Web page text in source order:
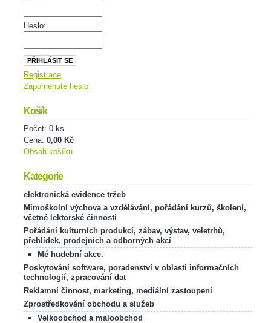
Heslo:
Registrace
Zapomenuté heslo
Košík
Počet: 0 ks
Cena: 0,00 Kč
Obsah košíku
Kategorie
elektronická evidence tržeb
Mimoškolní výchova a vzdělávání, pořádání kurzů, školení,
včetně lektorské činnosti
Pořádání kulturních produkcí, zábav, výstav, veletrhů,
přehlídek, prodejních a odborných akcí
Mé hudební akce.
Poskytování software, poradenství v oblasti informačních
technologií, zpracování dat
Reklamní činnost, marketing, mediální zastoupení
Zprostředkování obchodu a služeb
Velkoobchod a maloobchod